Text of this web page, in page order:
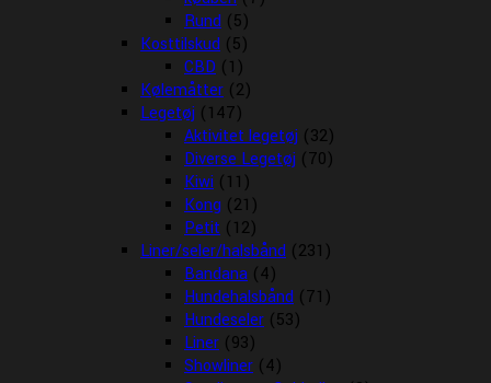
Rund (5)
Kosttilskud (5)
CBD (1)
Kølemåtter (2)
Legetøj (147)
Aktivitet legetøj (32)
Diverse Legetøj (70)
Kiwi (11)
Kong (21)
Petit (12)
Liner/seler/halsbånd (231)
Bandana (4)
Hundehalsbånd (71)
Hundeseler (53)
Liner (93)
Showliner (4)